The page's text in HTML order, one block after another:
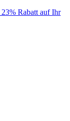
23% Rabatt auf Ihr